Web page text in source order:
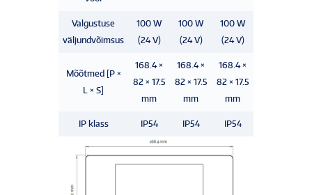
Valgustuse
väljundvõimsus
100 W
(24 V)
100 W
(24 V)
100 W
(24 V)
Mõõtmed [P ×
L × S]
168.4 ×
82 × 17.5
mm
168.4 ×
82 × 17.5
mm
168.4 ×
82 × 17.5
mm
IP klass IP54 IP54 IP54